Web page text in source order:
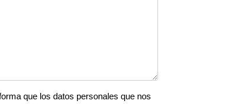
que los datos personales que nos